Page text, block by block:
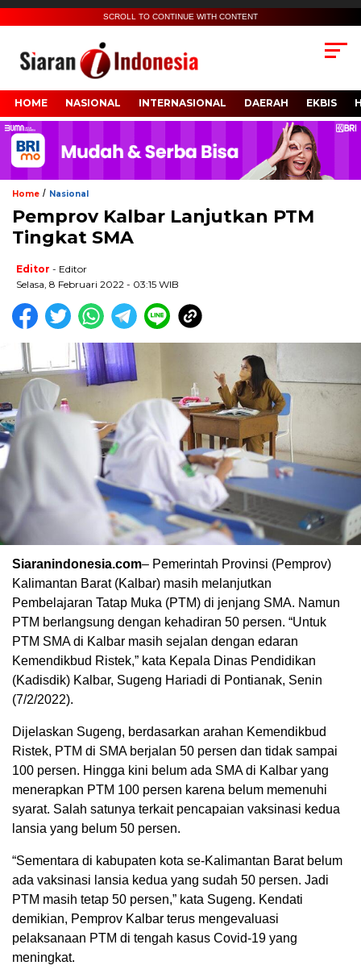
00:00
SCROLL TO CONTINUE WITH CONTENT
HOME NASIONAL INTERNASIONAL DAERAH EKBIS
Home / Nasional
Pemprov Kalbar Lanjutkan PTM
Tingkat SMA
Editor - Editor
Selasa, 8 Februari 2022 - 03:15 WIB
Siaranindonesia.com– Pemerintah Provinsi (Pemprov)
Kalimantan Barat (Kalbar) masih melanjutkan
Pembelajaran Tatap Muka (PTM) di jenjang SMA. Namun
PTM berlangsung dengan kehadiran 50 persen. “Untuk
PTM SMA di Kalbar masih sejalan dengan edaran
Kemendikbud Ristek,” kata Kepala Dinas Pendidikan
(Kadisdik) Kalbar, Sugeng Hariadi di Pontianak, Senin
(7/2/2022).
Dijelaskan Sugeng, berdasarkan arahan Kemendikbud
Ristek, PTM di SMA berjalan 50 persen dan tidak sampai
100 persen. Hingga kini belum ada SMA di Kalbar yang
menerapkan PTM 100 persen karena belum memenuhi
syarat. Salah satunya terkait pencapaian vaksinasi kedua
lansia yang belum 50 persen.
“Sementara di kabupaten kota se-Kalimantan Barat belum
ada vaksinasi lansia kedua yang sudah 50 persen. Jadi
PTM masih tetap 50 persen,” kata Sugeng. Kendati
demikian, Pemprov Kalbar terus mengevaluasi
pelaksanaan PTM di tengah kasus Covid-19 yang
meningkat.